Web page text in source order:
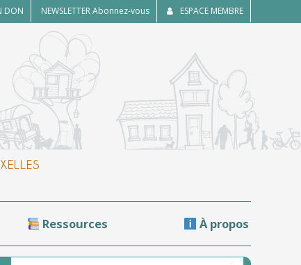
DON NEWSLETTERAbonnez-vous ESPACE MEMBRE
Ressources À propos